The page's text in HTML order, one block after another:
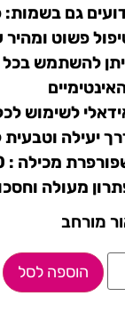
גם בשמות:
פשוט
להשתמש בכל
לשימוש
יעילה וטבעית
מכילה : 20 גרם.
מעולה
מורחב
הוספה לסל